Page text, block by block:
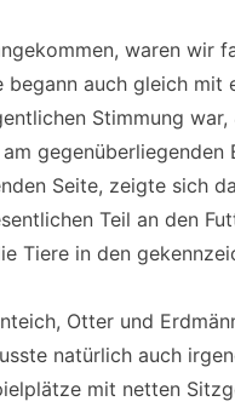
waren wir
begann auch gleich mit
Stimmung
gegenüberliegenden
Seite, zeigte sich
Teil an den
Tiere in den
Otter und
natürlich auch
mit netten